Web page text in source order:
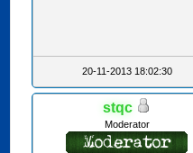
20-11-2013 18:02:30
stqc
Moderator